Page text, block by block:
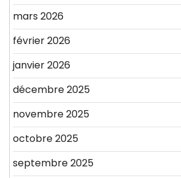
mars 2026
février 2026
janvier 2026
décembre 2025
novembre 2025
octobre 2025
septembre 2025